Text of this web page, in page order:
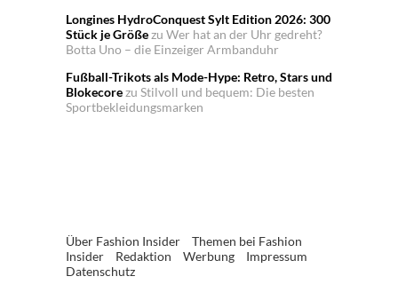
Longines HydroConquest Sylt Edition 2026: 300
Stück je Größezu Wer hat an der Uhr gedreht?
Botta Uno – die Einzeiger Armbanduhr
Fußball-Trikots als Mode-Hype: Retro, Stars und
Blokecorezu Stilvoll und bequem: Die besten
Sportbekleidungsmarken
Über Fashion Insider
Themen bei Fashion
Insider
Redaktion Werbung
Impressum
Datenschutz